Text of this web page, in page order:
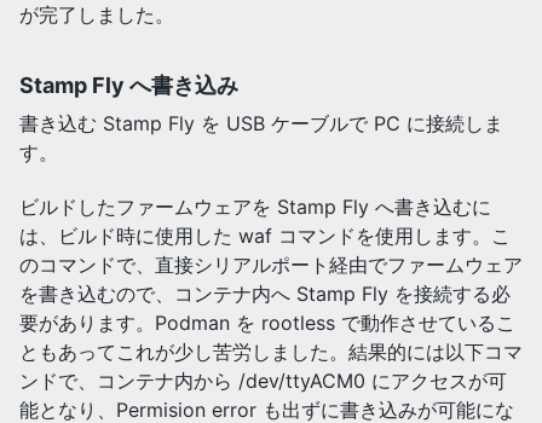
が完了しました。
Stamp Fly へ書き込み
書き込む Stamp Fly を USB ケーブルで PC に接続しま
す。
ビルドしたファームウェアを Stamp Fly へ書き込むに
は、ビルド時に使用した waf コマンドを使用します。こ
のコマンドで、直接シリアルポート経由でファームウェア
を書き込むので、コンテナ内へ Stamp Fly を接続する必
要があります。Podman を rootless で動作させているこ
ともあってこれが少し苦労しました。結果的には以下コマ
ンドで、コンテナ内から /dev/ttyACM0 にアクセスが可
能となり、Permision error も出ずに書き込みが可能にな